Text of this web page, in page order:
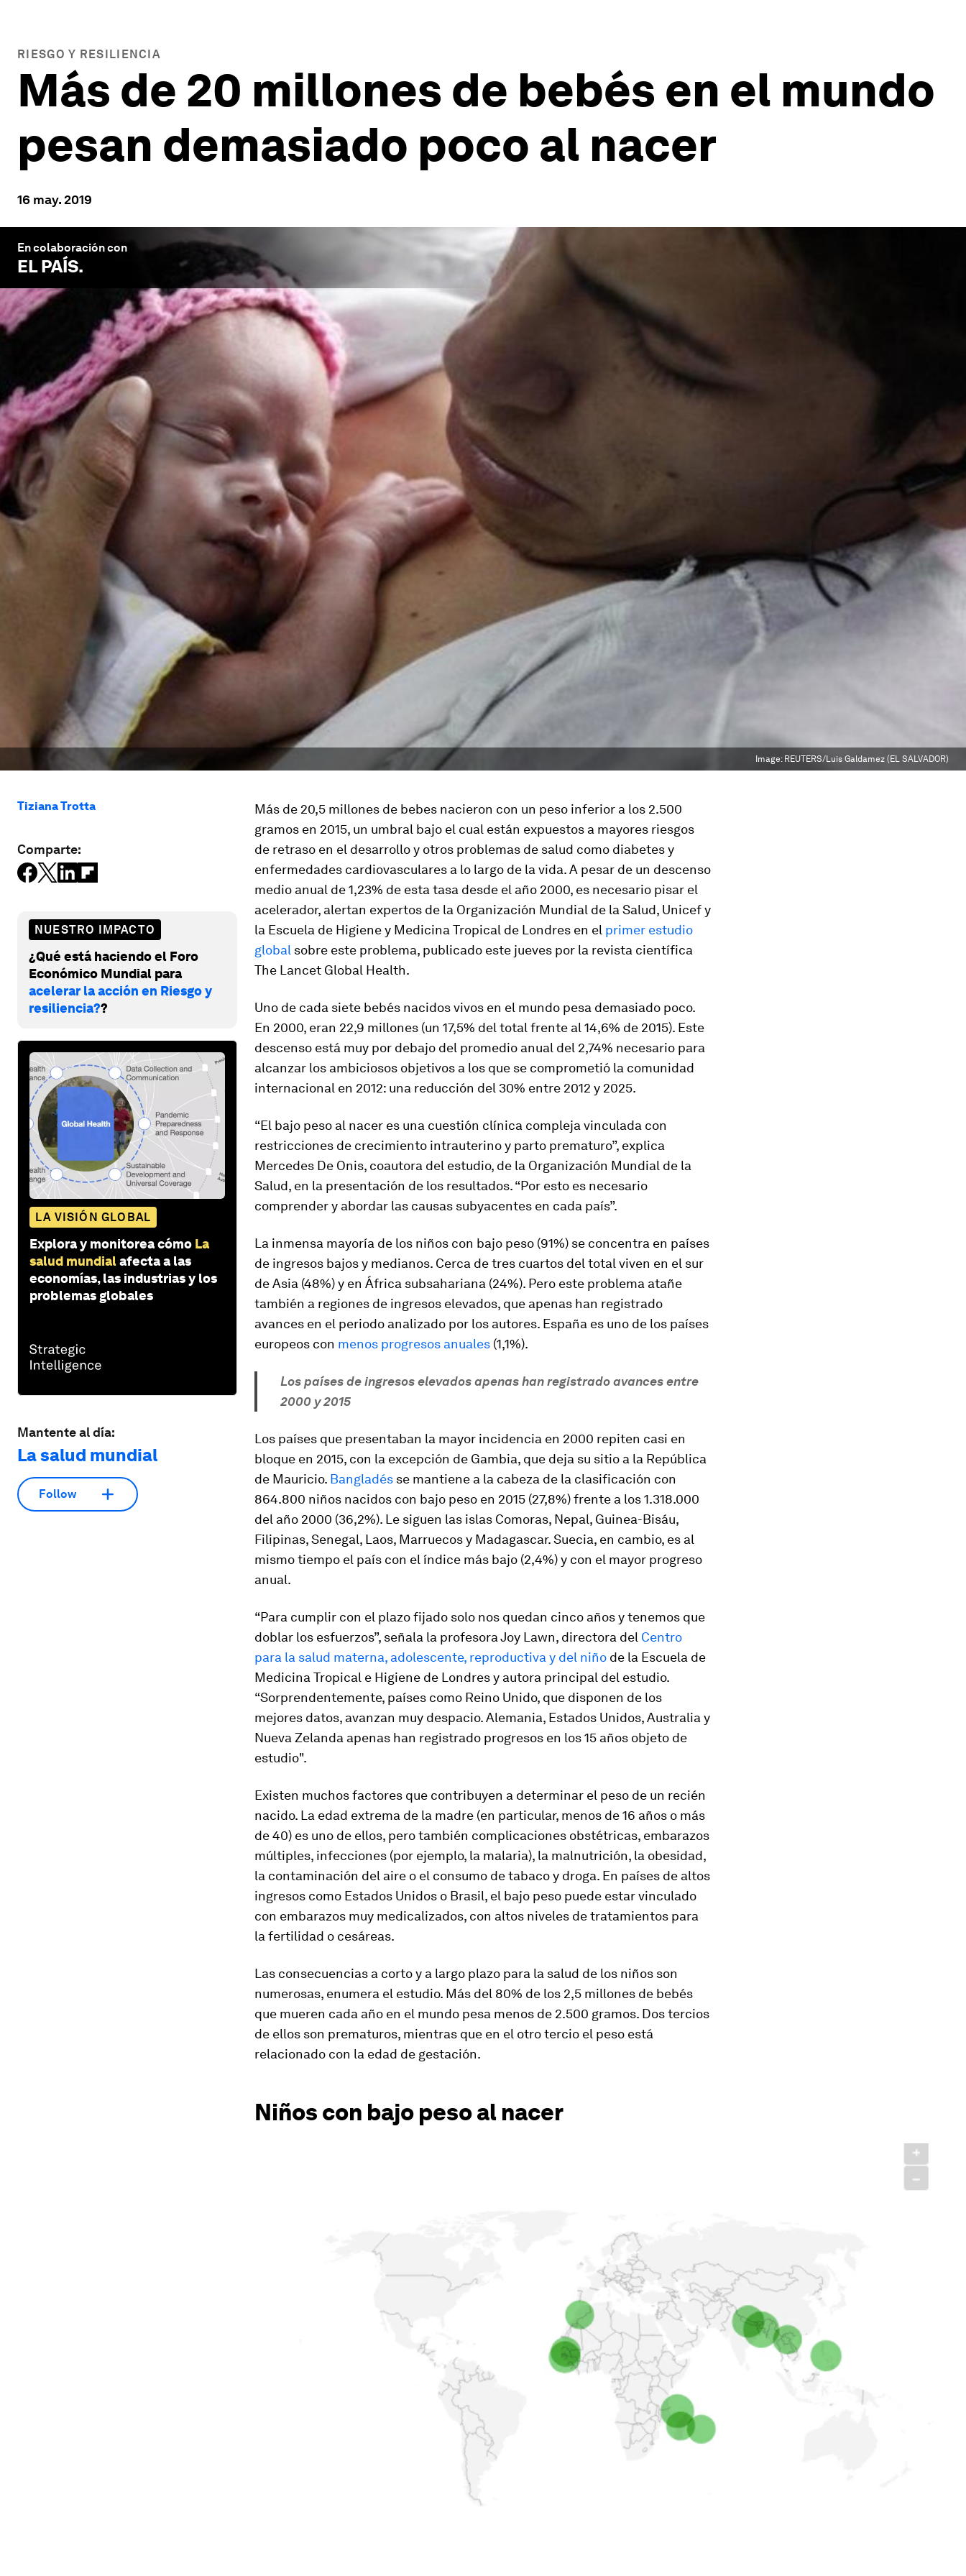
RIESGO Y RESILIENCIA
Más de 20 millones de bebés en el mundo
pesan demasiado poco al nacer
16 may. 2019
En colaboración con
EL PAÍS.
Image: REUTERS/Luis Galdamez (EL SALVADOR)
Tiziana Trotta
Comparte:
NUESTRO IMPACTO
¿Qué está haciendo el Foro
Económico Mundial para
acelerar la acción en Riesgo y
resiliencia??
LA VISIÓN GLOBAL
Explora y monitorea cómo La
salud mundialafecta a las
economías, las industrias y los
problemas globales
Mantente al día:
La salud mundial
Follow
Más de 20,5 millones de bebes nacieron con un peso inferior a los 2.500
gramos en 2015, un umbral bajo el cual están expuestos a mayores riesgos
de retraso en el desarrollo y otros problemas de salud como diabetes y
enfermedades cardiovasculares a lo largo de la vida. A pesar de un descenso
medio anual de 1,23% de esta tasa desde el año 2000, es necesario pisar el
acelerador, alertan expertos de la Organización Mundial de la Salud, Unicef y
la Escuela de Higiene y Medicina Tropical de Londres en el primer estudio
global sobre este problema, publicado este jueves por la revista científica
The Lancet Global Health.
Uno de cada siete bebés nacidos vivos en el mundo pesa demasiado poco.
En 2000, eran 22,9 millones (un 17,5% del total frente al 14,6% de 2015). Este
descenso está muy por debajo del promedio anual del 2,74% necesario para
alcanzar los ambiciosos objetivos a los que se comprometió la comunidad
internacional en 2012: una reducción del 30% entre 2012 y 2025.
“El bajo peso al nacer es una cuestión clínica compleja vinculada con
restricciones de crecimiento intrauterino y parto prematuro”, explica
Mercedes De Onis, coautora del estudio, de la Organización Mundial de la
Salud, en la presentación de los resultados. “Por esto es necesario
comprender y abordar las causas subyacentes en cada país”.
La inmensa mayoría de los niños con bajo peso (91%) se concentra en países
de ingresos bajos y medianos. Cerca de tres cuartos del total viven en el sur
de Asia (48%) y en África subsahariana (24%). Pero este problema atañe
también a regiones de ingresos elevados, que apenas han registrado
avances en el periodo analizado por los autores. España es uno de los países
europeos con menos progresos anuales (1,1%).
Los países de ingresos elevados apenas han registrado avances entre
2000 y 2015
Los países que presentaban la mayor incidencia en 2000 repiten casi en
bloque en 2015, con la excepción de Gambia, que deja su sitio a la República
de Mauricio. Bangladés se mantiene a la cabeza de la clasificación con
864.800 niños nacidos con bajo peso en 2015 (27,8%) frente a los 1.318.000
del año 2000 (36,2%). Le siguen las islas Comoras, Nepal, Guinea-Bisáu,
Filipinas, Senegal, Laos, Marruecos y Madagascar. Suecia, en cambio, es al
mismo tiempo el país con el índice más bajo (2,4%) y con el mayor progreso
anual.
“Para cumplir con el plazo fijado solo nos quedan cinco años y tenemos que
doblar los esfuerzos”, señala la profesora Joy Lawn, directora del Centro
para la salud materna, adolescente, reproductiva y del niño de la Escuela de
Medicina Tropical e Higiene de Londres y autora principal del estudio.
“Sorprendentemente, países como Reino Unido, que disponen de los
mejores datos, avanzan muy despacio. Alemania, Estados Unidos, Australia y
Nueva Zelanda apenas han registrado progresos en los 15 años objeto de
estudio".
Existen muchos factores que contribuyen a determinar el peso de un recién
nacido. La edad extrema de la madre (en particular, menos de 16 años o más
de 40) es uno de ellos, pero también complicaciones obstétricas, embarazos
múltiples, infecciones (por ejemplo, la malaria), la malnutrición, la obesidad,
la contaminación del aire o el consumo de tabaco y droga. En países de altos
ingresos como Estados Unidos o Brasil, el bajo peso puede estar vinculado
con embarazos muy medicalizados, con altos niveles de tratamientos para
la fertilidad o cesáreas.
Las consecuencias a corto y a largo plazo para la salud de los niños son
numerosas, enumera el estudio. Más del 80% de los 2,5 millones de bebés
que mueren cada año en el mundo pesa menos de 2.500 gramos. Dos tercios
de ellos son prematuros, mientras que en el otro tercio el peso está
relacionado con la edad de gestación.
Niños con bajo peso al nacer